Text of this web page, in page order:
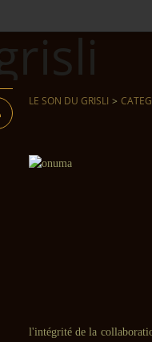
LE SON DU GRISLI >
l'intégrité de la